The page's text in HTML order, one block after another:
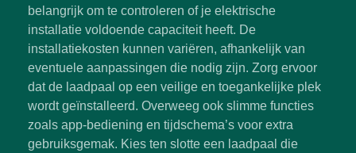
belangrijk om te controleren of je elektrische
installatie voldoende capaciteit heeft. De
installatiekosten kunnen variëren, afhankelijk van
eventuele aanpassingen die nodig zijn. Zorg ervoor
dat de laadpaal op een veilige en toegankelijke plek
wordt geïnstalleerd. Overweeg ook slimme functies
zoals app-bediening en tijdschema’s voor extra
gebruiksgemak. Kies ten slotte een laadpaal die